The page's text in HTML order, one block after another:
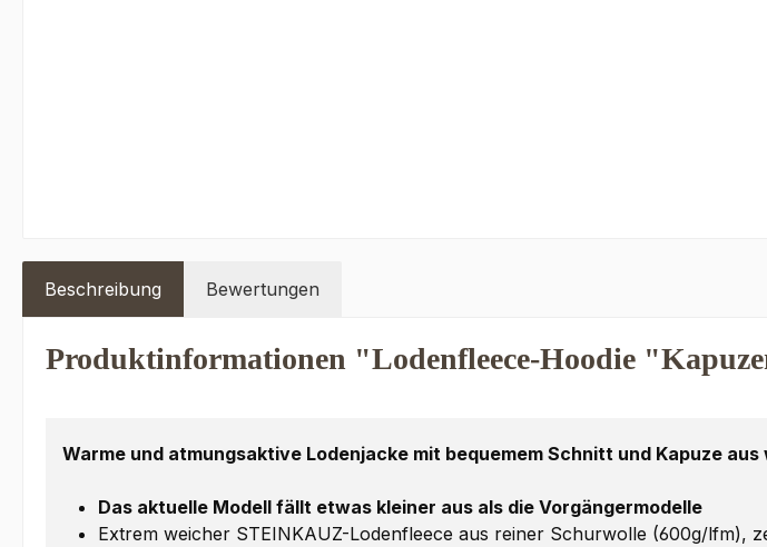
Beschreibung Bewertungen
Produktinformationen "Lodenfleece-Hoodie
Warme und atmungsaktive Lodenjacke mit bequemem Schnitt und Kapuze
Das aktuelle Modell fällt etwas kleiner aus als die Vorgängermodelle
Extrem weicher STEINKAUZ-Lodenfleece aus reiner Schurwolle (600g/lfm),